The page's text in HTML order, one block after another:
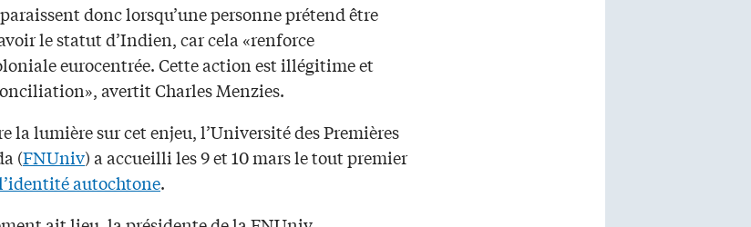
donc lorsqu’une personne prétend être
le statut d’Indien, car cela «renforce
eurocentrée. Cette action est illégitime et
avertit Charles Menzies.
la lumière sur cet enjeu, l’Université des Premières
(FNUniv) a accueilli les 9 et 10 mars le tout premier
autochtone.